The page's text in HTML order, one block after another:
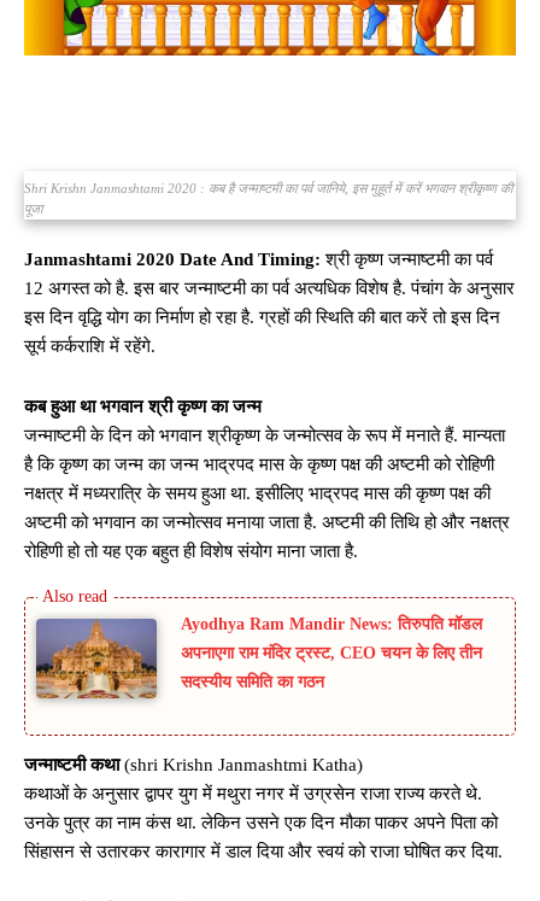
Shri Krishn Janmashtami 2020 : कब है जन्माष्टमी का पर्व जानिये, इस मुहूर्त में करें भगवान श्रीकृष्ण की
पूजा
Janmashtami 2020 Date And Timing: श्री कृष्ण जन्माष्टमी का पर्व
12 अगस्त को है. इस बार जन्माष्टमी का पर्व अत्यधिक विशेष है. पंचांग के अनुसार
इस दिन वृद्धि योग का निर्माण हो रहा है. ग्रहों की स्थिति की बात करें तो इस दिन
सूर्य कर्कराशि में रहेंगे.
कब हुआ था भगवान श्री कृष्ण का जन्म
जन्माष्टमी के दिन को भगवान श्रीकृष्ण के जन्मोत्सव के रूप में मनाते हैं. मान्यता
है कि कृष्ण का जन्म का जन्म भाद्रपद मास के कृष्ण पक्ष की अष्टमी को रोहिणी
नक्षत्र में मध्यरात्रि के समय हुआ था. इसीलिए भाद्रपद मास की कृष्ण पक्ष की
अष्टमी को भगवान का जन्मोत्सव मनाया जाता है. अष्टमी की तिथि हो और नक्षत्र
रोहिणी हो तो यह एक बहुत ही विशेष संयोग माना जाता है.
Ayodhya Ram Mandir News: तिरुपति मॉडल
अपनाएगा राम मंदिर ट्रस्ट, CEO चयन के लिए तीन
सदस्यीय समिति का गठन
जन्माष्टमी कथा(shri Krishn Janmashtmi Katha)
कथाओं के अनुसार द्वापर युग में मथुरा नगर में उग्रसेन राजा राज्य करते थे.
उनके पुत्र का नाम कंस था. लेकिन उसने एक दिन मौका पाकर अपने पिता को
सिंहासन से उतारकर कारागार में डाल दिया और स्वयं को राजा घोषित कर दिया.